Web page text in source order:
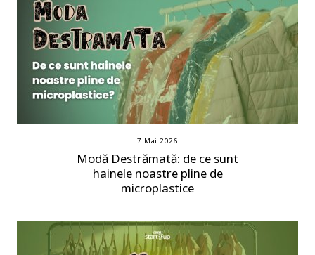
7 Mai 2026
Modă Destrămată: de ce sunt
hainele noastre pline de
microplastice